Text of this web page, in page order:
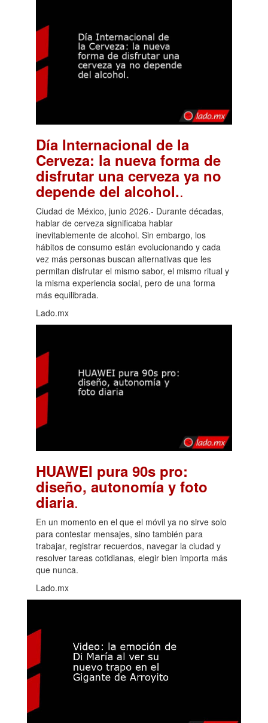
Día Internacional de la
Cerveza: la nueva forma de
disfrutar una cerveza ya no
depende del alcohol..
Ciudad de México, junio 2026.- Durante décadas,
hablar de cerveza significaba hablar
inevitablemente de alcohol. Sin embargo, los
hábitos de consumo están evolucionando y cada
vez más personas buscan alternativas que les
permitan disfrutar el mismo sabor, el mismo ritual y
la misma experiencia social, pero de una forma
más equilibrada.
Lado.mx
HUAWEI pura 90s pro:
diseño, autonomía y foto
diaria.
En un momento en el que el móvil ya no sirve solo
para contestar mensajes, sino también para
trabajar, registrar recuerdos, navegar la ciudad y
resolver tareas cotidianas, elegir bien importa más
que nunca.
Lado.mx